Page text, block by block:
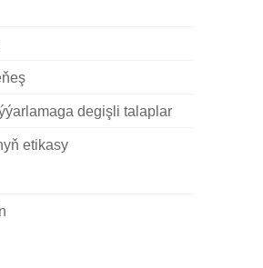
degişli talaplar
etikasy